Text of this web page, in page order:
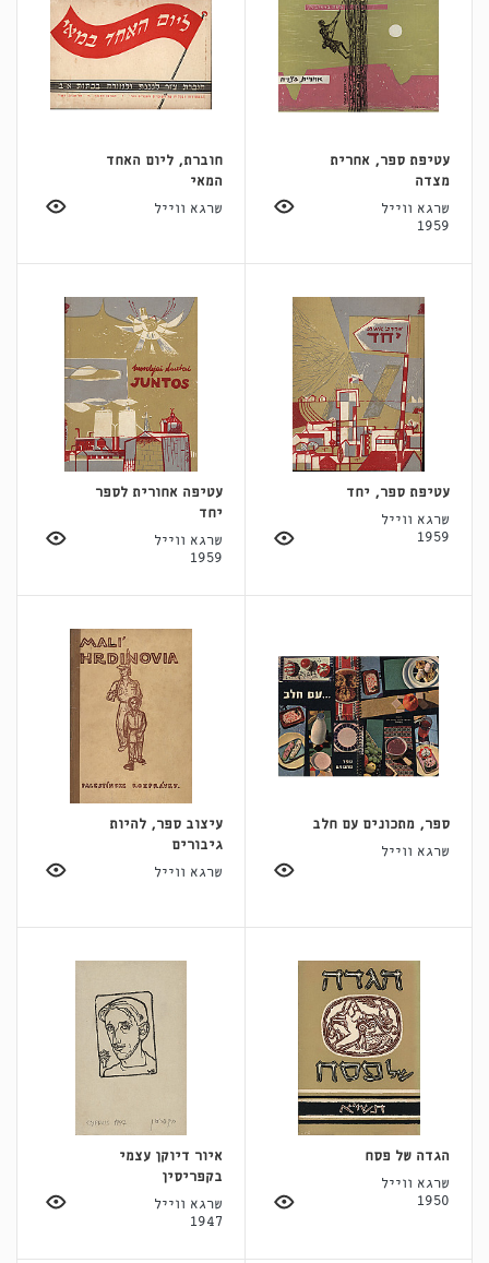
עטיפת ספר, אחרית
מצדה
שרגא ווייל
1959
חוברת, ליום האחד
המאי
שרגא ווייל
עטיפת ספר, יחד
שרגא ווייל
1959
עטיפה אחורית לספר
יחד
שרגא ווייל
1959
ספר, מתכונים עם חלב
שרגא ווייל
עיצוב ספר, להיות
גיבורים
שרגא ווייל
הגדה של פסח
שרגא ווייל
1950
איור דיוקן עצמי
בקפריסין
שרגא ווייל
1947